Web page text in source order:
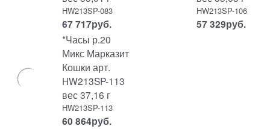
HW213SP-083
67 717руб.
HW213SP-106
57 329руб.
*Часы р.20
Микс Марказит
Кошки арт.
HW213SP-113
вес 37,16 г
HW213SP-113
60 864руб.